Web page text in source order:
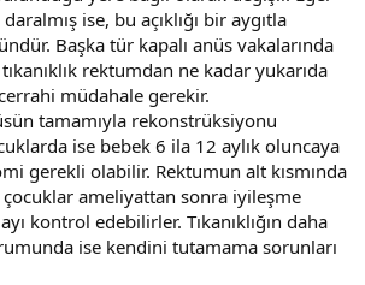
ise, bu açıklığı bir aygıtla
Başka tür kapalı anüs vakalarında
rektumdan ne kadar yukarıda
müdahale gerekir.
tamamıyla rekonstrüksiyonu
ise bebek 6 ila 12 aylık oluncaya
gerekli olabilir. Rektumun alt kısmında
çocuklar ameliyattan sonra iyileşme
kontrol edebilirler. Tıkanıklığın daha
ise kendini tutamama sorunları